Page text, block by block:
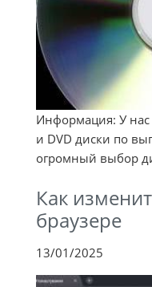
Информация: У нас
и DVD диски по
огромный выбор
Как
браузере
13/01/2025